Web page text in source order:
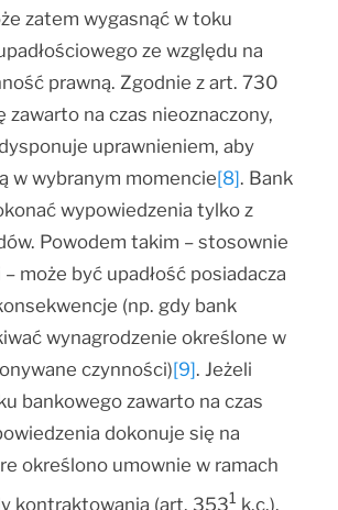
zatem wygasnąć w toku
ze względu na
prawną. Zgodnie z art. 730
zawarto na czas nieoznaczony,
uprawnieniem, aby
w wybranym momencie[8]. Bank
wypowiedzenia tylko z
Powodem takim – stosownie
może być upadłość posiadacza
(np. gdy bank
wynagrodzenie określone w
czynności)[9]. Jeżeli
bankowego zawarto na czas
dokonuje się na
określono umownie w ramach
kontraktowania (art. 3531 k.c.).